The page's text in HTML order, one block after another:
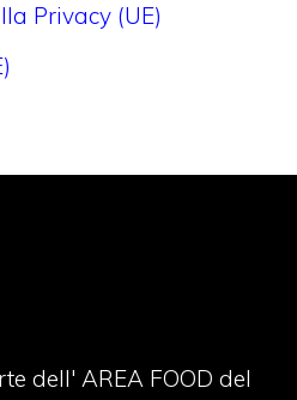
Privacy (UE)
dell' AREA FOOD del